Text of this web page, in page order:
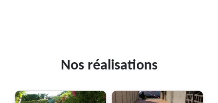
Nos réalisations